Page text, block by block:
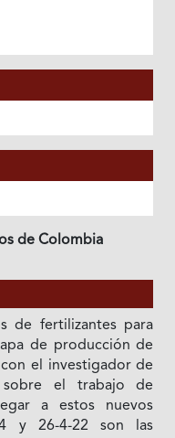
de Colombia
de fertilizantes para
de producción de
el investigador de
sobre el trabajo de
a estos nuevos
4 y 26-4-22 son las